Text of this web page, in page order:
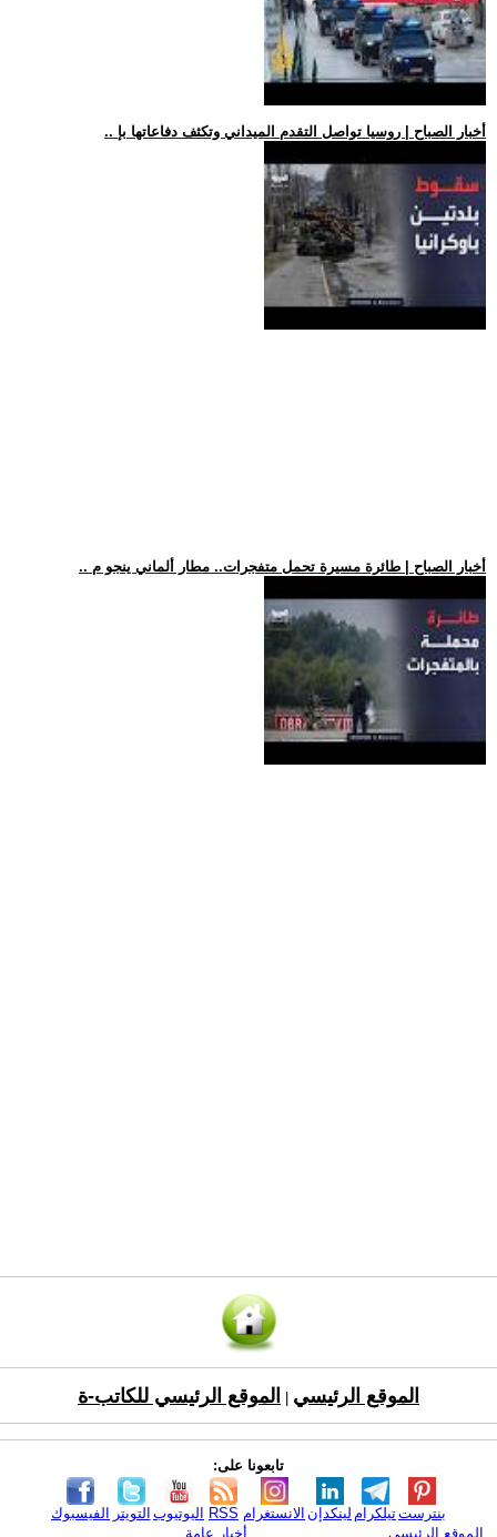
.. أخبار الصباح | روسيا تواصل التقدم الميداني وتكثف دفاعاتها بإ
.. أخبار الصباح | طائرة مسيرة تحمل متفجرات.. مطار ألماني ينجو م
الموقع الرئيسي الموقع الرئيسي للكاتب-ة
تابعونا على:
الفيسبوك التويتر اليوتيوب RSS الانستغرام لينكدإن تيلكرامبنترست
الموقع الرئيسي
أخبار عامة